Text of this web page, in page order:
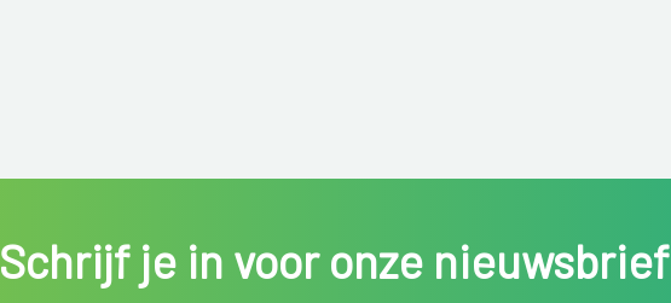
Schrijf je in voor onze nieuwsbrief